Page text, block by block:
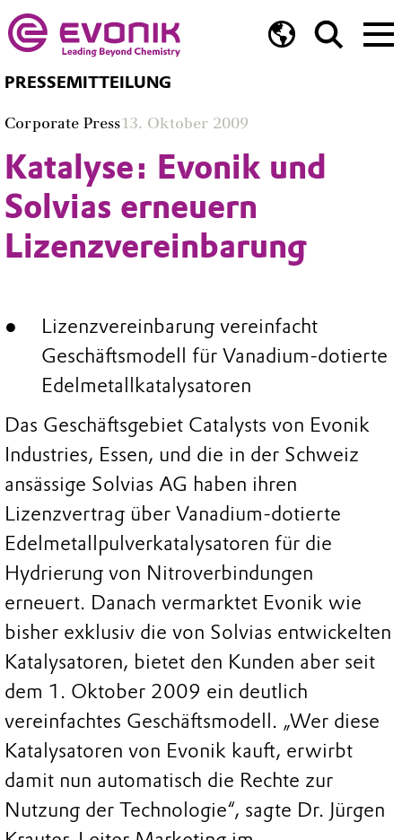
PRESSEMITTEILUNG
Corporate Press13. Oktober 2009
Katalyse: Evonik und
Solvias erneuern
Lizenzvereinbarung
Lizenzvereinbarung vereinfacht
Geschäftsmodell für Vanadium-dotierte
Edelmetallkatalysatoren
Das Geschäftsgebiet Catalysts von Evonik
Industries, Essen, und die in der Schweiz
ansässige Solvias AG haben ihren
Lizenzvertrag über Vanadium-dotierte
Edelmetallpulverkatalysatoren für die
Hydrierung von Nitroverbindungen
erneuert. Danach vermarktet Evonik wie
bisher exklusiv die von Solvias entwickelten
Katalysatoren, bietet den Kunden aber seit
dem 1. Oktober 2009 ein deutlich
vereinfachtes Geschäftsmodell. „Wer diese
Katalysatoren von Evonik kauft, erwirbt
damit nun automatisch die Rechte zur
Nutzung der Technologie“, sagte Dr. Jürgen